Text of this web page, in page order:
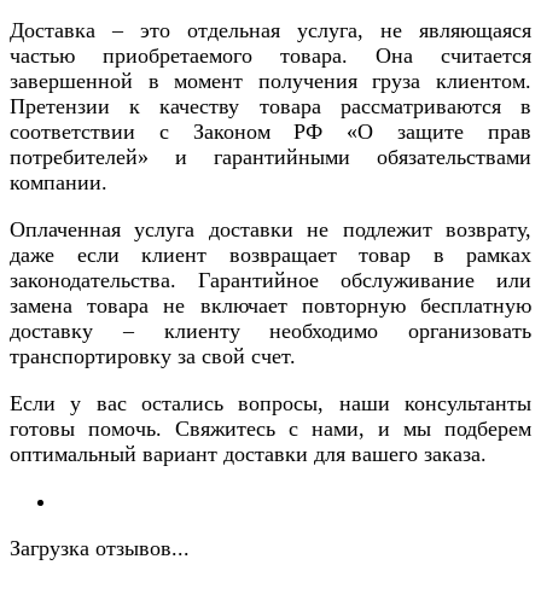
Доставка – это отдельная услуга, не являющаяся
частью приобретаемого товара. Она считается
завершенной в момент получения груза клиентом.
Претензии к качеству товара рассматриваются в
соответствии с Законом РФ «О защите прав
потребителей» и гарантийными обязательствами
компании.
Оплаченная услуга доставки не подлежит возврату,
даже если клиент возвращает товар в рамках
законодательства. Гарантийное обслуживание или
замена товара не включает повторную бесплатную
доставку – клиенту необходимо организовать
транспортировку за свой счет.
Если у вас остались вопросы, наши консультанты
готовы помочь. Свяжитесь с нами, и мы подберем
оптимальный вариант доставки для вашего заказа.
Загрузка отзывов...